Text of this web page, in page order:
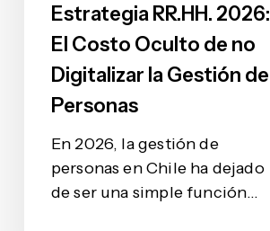
Gestión
Personas
Estrategia RR.HH. 2026:
El Costo Oculto de no
Digitalizar la Gestión de
Personas
En 2026, la gestión de
personas en Chile ha dejado
de ser una simple función…